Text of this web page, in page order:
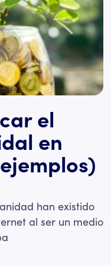
el
en
han existido
al ser un medio